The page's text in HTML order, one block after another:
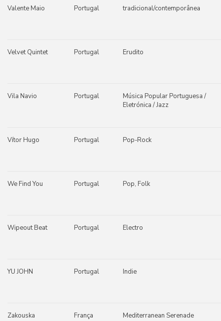
Valente Maio Portugal tradicional/contemporânea
Velvet Quintet Portugal Erudito
Vila Navio Portugal
Música Popular Portuguesa /
Eletrónica / Jazz
Vítor Hugo Portugal Pop-Rock
We Find You Portugal Pop, Folk
Wipeout Beat Portugal Electro
YU JOHN Portugal Indie
Zakouska França Mediterranean Serenade